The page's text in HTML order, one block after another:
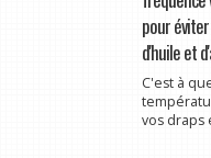
pour
d'huile et
C'est à
vos draps